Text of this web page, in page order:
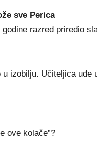
sve Perica
razred priredio
u izobilju. Učiteljica uđe
ove kolače”?